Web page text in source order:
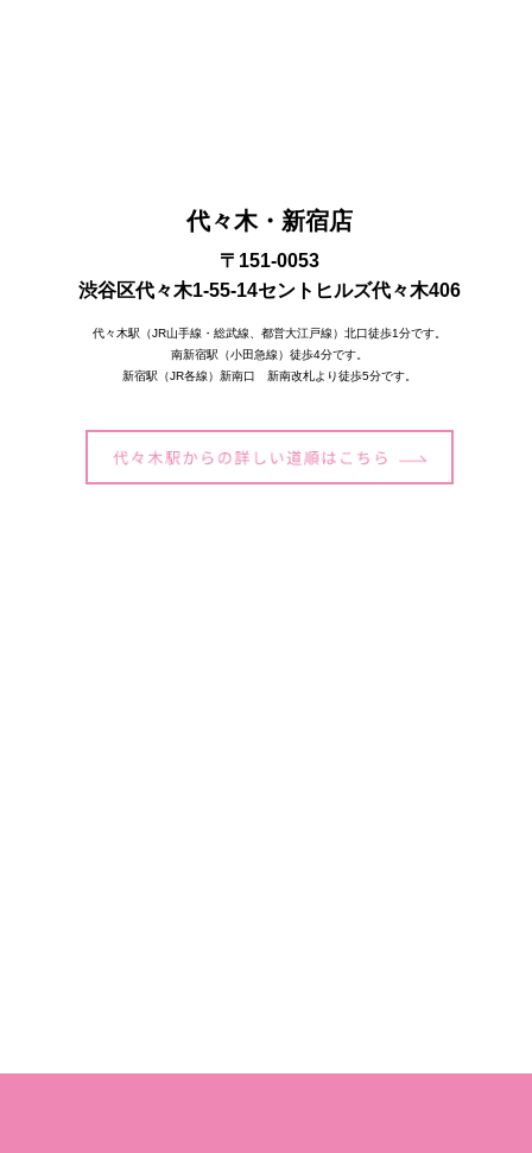
代々木・新宿店
〒151-0053
渋谷区代々木1-55-14セントヒルズ代々木406
代々木駅（JR山手線・総武線、都営大江戸線）北口徒歩1分です。
南新宿駅（小田急線）徒歩4分です。
新宿駅（JR各線）新南口 新南改札より徒歩5分です。